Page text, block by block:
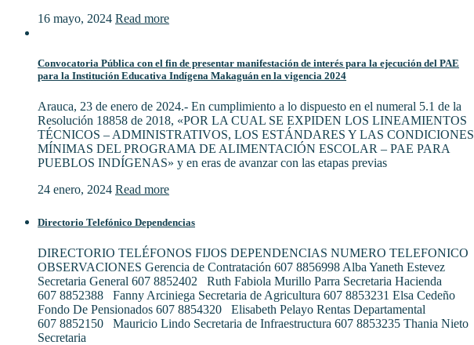
16 mayo, 2024 Read more
Convocatoria Pública con el fin de presentar manifestación de interés para la ejecución del PAE
para la Institución Educativa Indígena Makaguán en la vigencia 2024
Arauca, 23 de enero de 2024.- En cumplimiento a lo dispuesto en el numeral 5.1 de la
Resolución 18858 de 2018, «POR LA CUAL SE EXPIDEN LOS LINEAMIENTOS
TÉCNICOS – ADMINISTRATIVOS, LOS ESTÁNDARES Y LAS CONDICIONES
MÍNIMAS DEL PROGRAMA DE ALIMENTACIÓN ESCOLAR – PAE PARA
PUEBLOS INDÍGENAS» y en eras de avanzar con las etapas previas
24 enero, 2024 Read more
Directorio Telefónico Dependencias
DIRECTORIO TELÉFONOS FIJOS DEPENDENCIAS NUMERO TELEFONICO
OBSERVACIONES Gerencia de Contratación 607 8856998 Alba Yaneth Estevez
Secretaria General 607 8852402 Ruth Fabiola Murillo Parra Secretaria Hacienda
607 8852388 Fanny Arciniega Secretaria de Agricultura 607 8853231 Elsa Cedeño
Fondo De Pensionados 607 8854320 Elisabeth Pelayo Rentas Departamental
607 8852150 Mauricio Lindo Secretaria de Infraestructura 607 8853235 Thania Nieto
Secretaria